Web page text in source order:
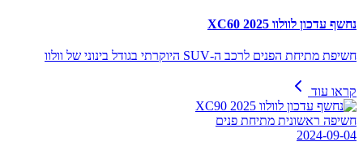
נחשף עדכון לוולוו XC60 2025
חשיפת מתיחת הפנים לרכב ה-SUV היוקרתי בגודל בינוני של וולוו
קראו עוד
חשיפה ראשונית מתיחת פנים
2024-09-04